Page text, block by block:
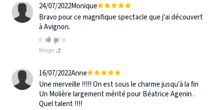
24/07/2022Monique
Bravo pour ce magnifique spectacle que j'ai découvert
à Avignon.
0
0
Réagir
16/07/2022Anne
Une merveille !!!!! On est sous le charme jusqu’à la fin
Un Molière largement mérité pour Béatrice Agenin .
Quel talent !!!!